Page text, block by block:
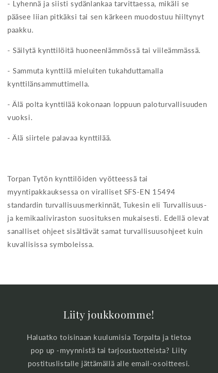
- Lyhennä ja siisti sydänlankaa tarvittaessa, mikäli se
pääsee liian pitkäksi tai sen kärkeen muodostuu hiiltynyt
paakku.
- Säilytä kynttilöitä huoneenlämmössä tai viileämmässä.
- Sammuta kynttilä mieluiten tukahduttamalla
kynttilänsammuttimella.
- Älä polta kynttilää kokonaan loppuun paloturvallisuuden
vuoksi.
- Älä siirtele palavaa kynttilää.
Torpan Tytön kynttilöiden vyötteessä tai
myyntipakkauksessa on viralliset SFS-EN 15494
standardin turvallisuusmerkinnät, Tukesin eli Turvallisuus-
ja kemikaaliviraston suosituksen mukaisesti. Edellä olevat
sanalliset ohjeet sisältävät samat turvallisuusohjeet kuin
kuvallisissa symboleissa.
Liity joukkoomme!
Haluatko toisinaan kuulumisia Torpalta ja tietoa
pop up -myynnistä tai tarjoustuotteista? Liity
postituslistalle jättämällä alle email-osoitteesi.